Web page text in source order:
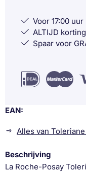
Voor 17:00
ALTIJD korting
Spaar voor
EAN
Alles van
Beschrijving
La Roche-Posay